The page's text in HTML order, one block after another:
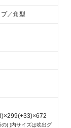
／角型
( )内サイズは吹出グ